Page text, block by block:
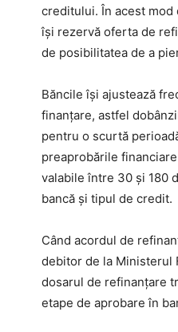
creditului. În acest
își rezervă oferta de
de posibilitatea de a
Băncile își ajustează
finanțare, astfel
pentru o scurtă
preaprobările
valabile între 30 și 180
bancă și tipul de credit.
Când acordul de
debitor de la Ministerul
dosarul de refinanțare
etape de aprobare în